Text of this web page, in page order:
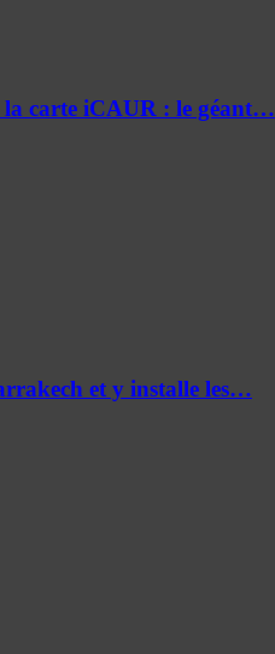
carte iCAUR : le géant…
et y installe les…